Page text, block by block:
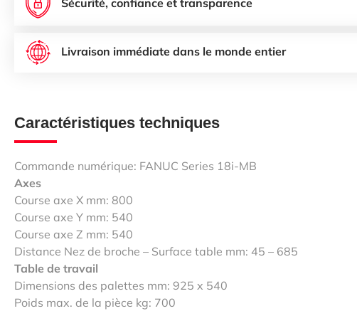
Sécurité, confiance et transparence
Livraison immédiate dans le monde entier
Caractéristiques techniques
Commande numérique: FANUC Series 18i-MB
Axes
Course axe X mm: 800
Course axe Y mm: 540
Course axe Z mm: 540
Distance Nez de broche – Surface table mm: 45 – 685
Table de travail
Dimensions des palettes mm: 925 x 540
Poids max. de la pièce kg: 700